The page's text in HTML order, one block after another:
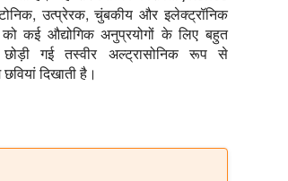
उत्प्रेरक, चुंबकीय और इलेक्ट्रॉनिक
कई औद्योगिक अनुप्रयोगों के लिए बहुत
गई तस्वीर अल्ट्रासोनिक रूप से
दिखाती है।